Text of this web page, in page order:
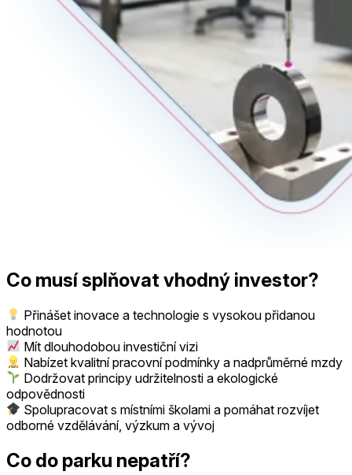
Co musí splňovat vhodný investor?
Přinášet inovace a technologie s vysokou přidanou
hodnotou
Mít dlouhodobou investiční vizi
Nabízet kvalitní pracovní podmínky a nadprůměrné mzdy
Dodržovat principy udržitelnosti a ekologické
odpovědnosti
Spolupracovat s místními školami a pomáhat rozvíjet
odborné vzdělávání, výzkum a vývoj
Co do parku nepatří?